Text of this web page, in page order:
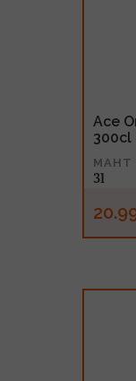
Ace
300cl
MAHT
3l